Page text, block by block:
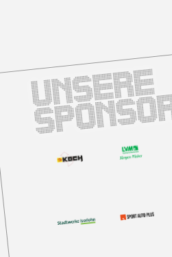
U
n
s
e
r
e
S
p
o
n
s
o
r
e